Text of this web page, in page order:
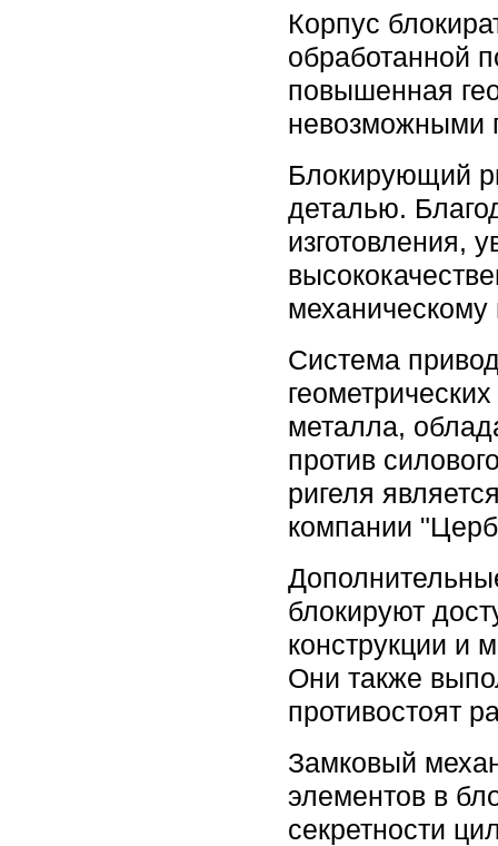
Корпус
обработанной
повышенная
невозможными
Блокирующий
деталью.
изготовления,
механическому
Система
металла,
против
ригеля
компании
блокируют
конструкции и
Они также
противостоят
Замковый
элементов в
секретности